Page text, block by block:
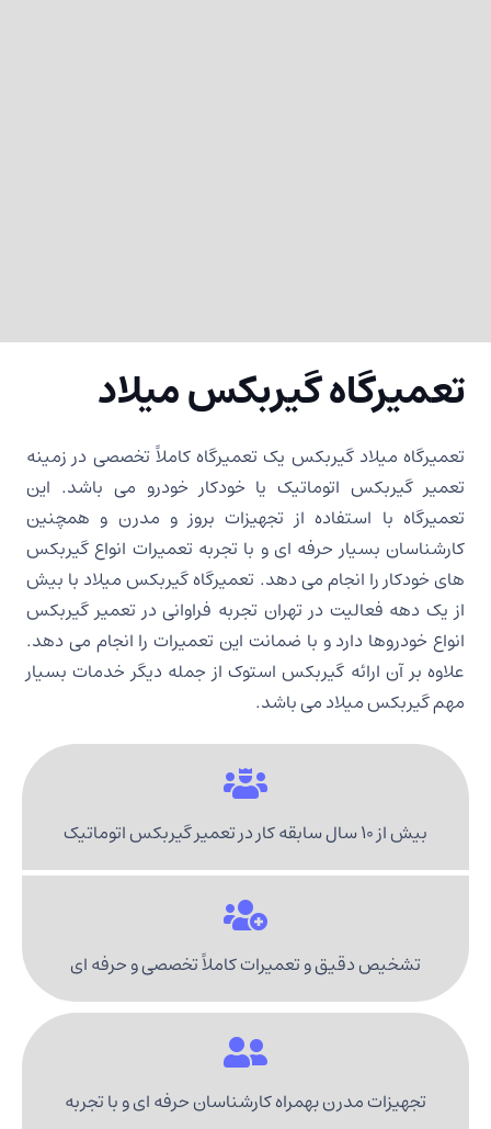
تعمیرگاه گیربکس میلاد
تعمیرگاه میلاد گیربکس یک تعمیرگاه کاملاً تخصصی در زمینه
تعمیر گیربکس اتوماتیک یا خودکار خودرو می باشد. این
تعمیرگاه با استفاده از تجهیزات بروز و مدرن و همچنین
کارشناسان بسیار حرفه ای و با تجربه تعمیرات انواع گیربکس
های خودکار را انجام می دهد. تعمیرگاه گیربکس میلاد با بیش
از یک دهه فعالیت در تهران تجربه فراوانی در تعمیر گیربکس
انواع خودروها دارد و با ضمانت این تعمیرات را انجام می دهد.
علاوه بر آن ارائه گیربکس استوک از جمله دیگر خدمات بسیار
مهم گیربکس میلاد می باشد.
بیش از 10 سال سابقه کار در تعمیر گیربکس اتوماتیک
تشخیص دقیق و تعمیرات کاملاً تخصصی و حرفه ای
تجهیزات مدرن بهمراه کارشناسان حرفه ای و با تجربه